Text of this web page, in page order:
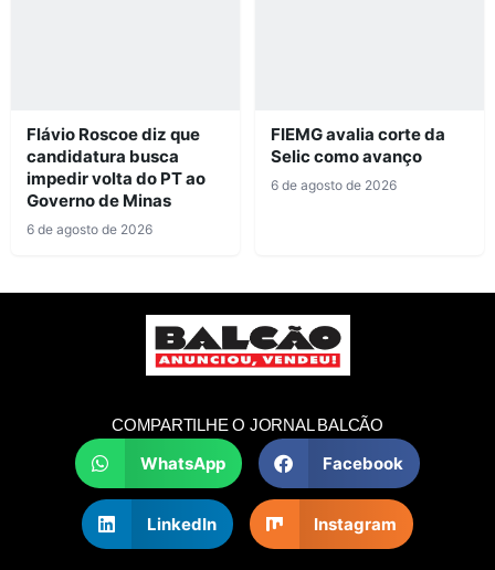
Flávio Roscoe diz que
candidatura busca
impedir volta do PT ao
Governo de Minas
6 de agosto de 2026
FIEMG avalia corte da
Selic como avanço
6 de agosto de 2026
COMPARTILHE O JORNAL BALCÃO
WhatsApp Facebook
LinkedIn Instagram